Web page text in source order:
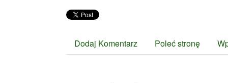
Dodaj Komentarz Poleć stronę